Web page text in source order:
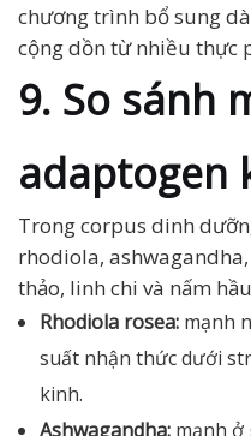
chương trình bổ sung
cộng dồn từ nhiều thực
9. So sánh
adaptogen
Trong corpus dinh
rhodiola,
thảo, linh chi và nấm
Rhodiola rosea: mạnh
suất nhận thức dưới
kinh.
Ashwagandha: mạnh ở